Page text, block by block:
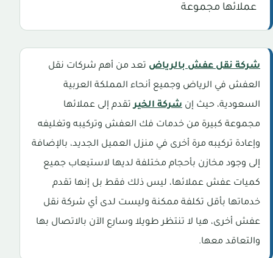
عملائها مجموعة
شركة نقل عفش بالرياض تعد من أهم شركات نقل
العفش في الرياض وجميع أنحاء المملكة العربية
السعودية، حيث إن شركة الخيرتقدم إلى عملائها
مجموعة كبيرة من خدمات فك العفش وتركيبه وتغليفه
وإعادة تركيبه مرة أخرى في منزل العميل الجديد، بالإضافة
إلى وجود مخازن بأحجام مختلفة لديها لاستيعاب جميع
كميات عفش عملائها، ليس ذلك فقط بل إنها تقدم
خدماتها بأقل تكلفة ممكنة وليست لدى أي شركة نقل
عفش أخرى، هيا لا تنتظر طويلا وسارع الآن بالاتصال بها
والتعاقد معها.